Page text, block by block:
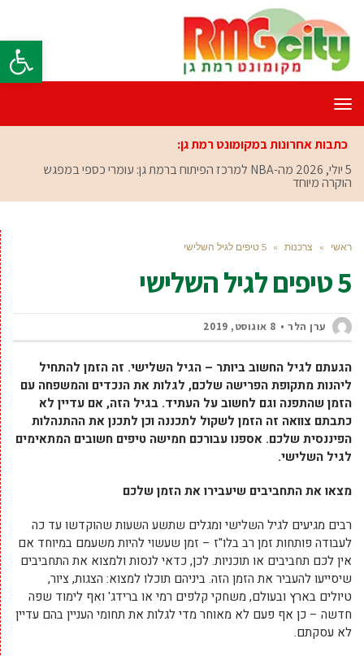
פתח
תפריט
כתבות אחרונות במקומונט רמת גן:
5 יולי, 2026
מה-NBA למרכז הפיתוח ברמת גן: עומרי כספי במפגש
הוקרה מיוחד
ראשי » צרכנות » 5 טיפים לגיל השלישי
5 טיפים לגיל השלישי
ערן הלר 8 אוגוסט, 2019
הגעתם לגיל החשוב ביותר – הגיל השלישי. זה הזמן להתחיל
ליהנות מתקופת הפרישה שלכם, לגלות את הנכדים והמשפחה עם
הזמן שהתפנה וגם לחשוב על העתיד. בגיל הזה, אם עדיין לא
כתבתם צוואה זה הזמן לשקול לתכננה וכן לתכנן את ההתנהלות
הפיננסית שלכם. אספנו עבורכם חמישה טיפים חשובים המתאימים
לגיל השלישי.
מצאו את התחביבים שיעבירו את הזמן שלכם
רבים מגיעים לגיל השלישי ומגלים שתשע השעות שהוקדשו עד כה
לעבודה פותחות זמן רב בלו"ז – זמן שעשוי להיות משעמם במיוחד אם
אין לכם תחביבים או תוכניות. לכן, כדאי לנסות ולמצוא את התחביבים
שיסייעו להעביר את הזמן הזה. ביניהם תוכלו למצוא: הצגות, ציור,
טיולים בארץ ובעולם, משחקי קלפים רמי או ברידג' ואף לימוד שפה
חדשה – כן אף פעם לא מאוחר מדי לגלות את תחומי העניין בהם עדיין
לא עסקתם.